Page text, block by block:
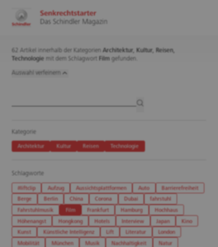
62 Artikel innerhalb der Kategorien Architektur, Kultur, Reisen,
Technologie mit dem Schlagwort Film gefunden.
Auswahl verfeinern
Kategorie
Architektur Kultur Reisen Technologie
Schlagworte
#liftclip Aufzug Aussichtsplattformen Auto Barrierefreiheit
Berge Berlin China Corona Dubai fahrstuhl
Fahrstuhlmusik Film Frankfurt Hamburg Hochhaus
Höhenangst Hongkong Hotels Interview Japan Kino
Kunst Künstliche Intelligenz Lift Literatur London
Mobilität München Musik Nachhaltigkeit Natur